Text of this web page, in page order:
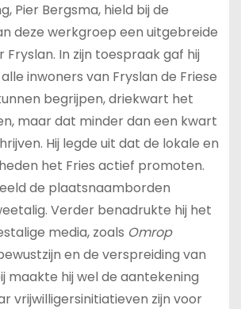
Pier Bergsma, hield bij de
deze werkgroep een uitgebreide
In zijn toespraak gaf hij
inwoners van Fryslan de Friese
begrijpen, driekwart het
maar dat minder dan een kwart
Hij legde uit dat de lokale en
het Fries actief promoten.
de plaatsnaamborden
Verder benadrukte hij het
media, zoals Omrop
en de verspreiding van
maakte hij wel de aantekening
vrijwilligersinitiatieven zijn voor